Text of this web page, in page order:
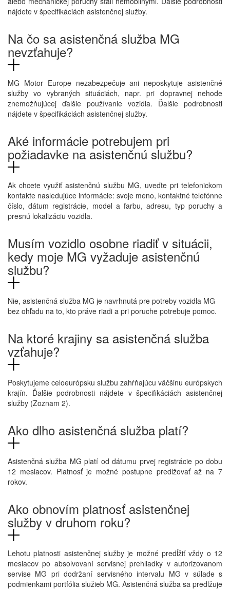
nájdete v špecifikáciách asistenčnej služby.
Na čo sa asistenčná služba MG
nevzťahuje?
MG Motor Europe nezabezpečuje ani neposkytuje asistenčné
služby vo vybraných situáciách, napr. pri dopravnej nehode
znemožňujúcej ďalšie používanie vozidla. Ďalšie podrobnosti
nájdete v špecifikáciách asistenčnej služby.
Aké informácie potrebujem pri
požiadavke na asistenčnú službu?
Ak chcete využiť asistenčnú službu MG, uveďte pri telefonickom
kontakte nasledujúce informácie: svoje meno, kontaktné telefónne
číslo, dátum registrácie, model a farbu, adresu, typ poruchy a
presnú lokalizáciu vozidla.
Musím vozidlo osobne riadiť v situácii,
kedy moje MG vyžaduje asistenčnú
službu?
Nie, asistenčná služba MG je navrhnutá pre potreby vozidla MG
bez ohľadu na to, kto práve riadi a pri poruche potrebuje pomoc.
Na ktoré krajiny sa asistenčná služba
vzťahuje?
Poskytujeme celoeurópsku službu zahŕňajúcu väčšinu európskych
krajín. Ďalšie podrobnosti nájdete v špecifikáciách asistenčnej
služby (Zoznam 2).
Ako dlho asistenčná služba platí?
Asistenčná služba MG platí od dátumu prvej registrácie po dobu
12 mesiacov. Platnosť je možné postupne predlžovať až na 7
rokov.
Ako obnovím platnosť asistenčnej
služby v druhom roku?
Lehotu platnosti asistenčnej služby je možné predĺžiť vždy o 12
mesiacov po absolvovaní servisnej prehliadky v autorizovanom
servise MG pri dodržaní servisného intervalu MG v súlade s
podmienkami portfólia služieb MG. Asistenčná služba sa predlžuje